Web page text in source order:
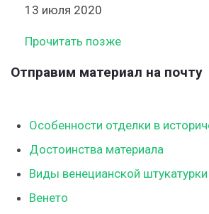
13 июля 2020
Прочитать позже
Отправим материал на почту
Особенности отделки в
Достоинства материала
Виды венецианской
Венето